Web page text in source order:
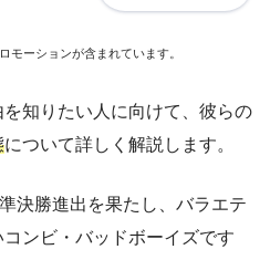
ーションが含まれています。
知りたい人に向けて、彼らの
について詳しく解説します。
決勝進出を果たし、バラエテ
ンビ・バッドボーイズです